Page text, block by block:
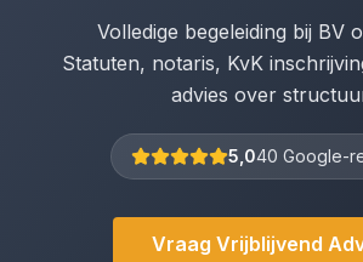
Volledige begeleiding bij BV
Statuten, notaris, KvK
advies over
5,040 Google-
Vraag Vrijblijvend